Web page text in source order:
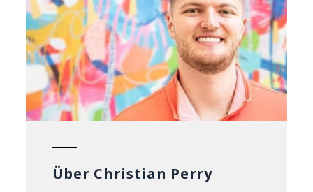
Über Christian Perry